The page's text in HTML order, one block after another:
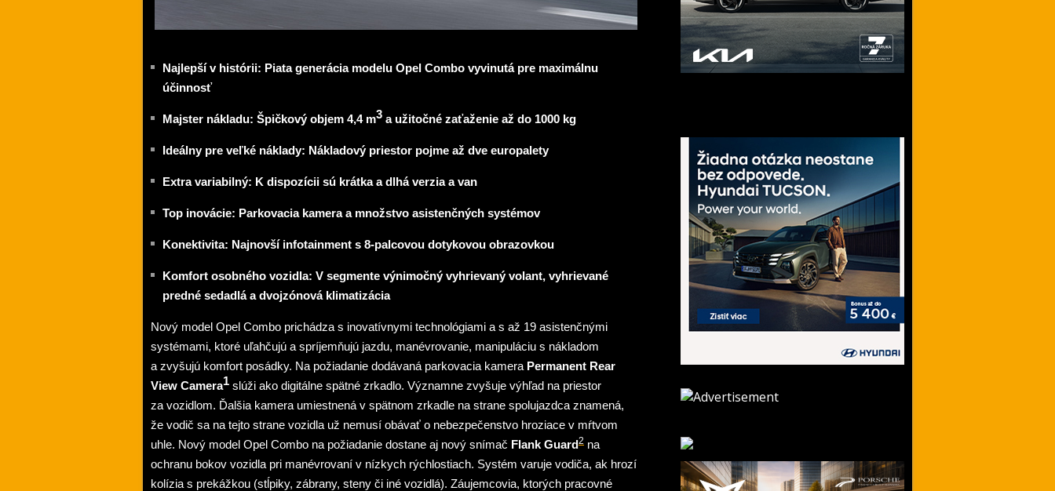
Najlepší v histórii: Piata generácia modelu Opel Combo vyvinutá pre maximálnu
účinnosť
Majster nákladu: Špičkový objem 4,4 m3 a užitočné zaťaženie až do 1000 kg
Ideálny pre veľké náklady: Nákladový priestor pojme až dve europalety
Extra variabilný: K dispozícii sú krátka a dlhá verzia a van
Top inovácie: Parkovacia kamera a množstvo asistenčných systémov
Konektivita: Najnovší infotainment s 8-palcovou dotykovou obrazovkou
Komfort osobného vozidla: V segmente výnimočný vyhrievaný volant, vyhrievané
predné sedadlá a dvojzónová klimatizácia
Nový model Opel Combo prichádza s inovatívnymi technológiami a s až 19 asistenčnými
systémami, ktoré uľahčujú a spríjemňujú jazdu, manévrovanie, manipuláciu s nákladom
a zvyšujú komfort posádky. Na požiadanie dodávaná parkovacia kamera Permanent Rear
View Camera1 slúži ako digitálne spätné zrkadlo. Významne zvyšuje výhľad na priestor
za vozidlom. Ďalšia kamera umiestnená v spätnom zrkadle na strane spolujazdca znamená,
že vodič sa na tejto strane vozidla už nemusí obávať o nebezpečenstvo hroziace v mŕtvom
uhle. Nový model Opel Combo na požiadanie dostane aj nový snímač Flank Guard 2 na
ochranu bokov vozidla pri manévrovaní v nízkych rýchlostiach. Systém varuje vodiča, ak hrozí
kolízia s prekážkou (stĺpiky, zábrany, steny či iné vozidlá). Záujemcovia, ktorých pracovné